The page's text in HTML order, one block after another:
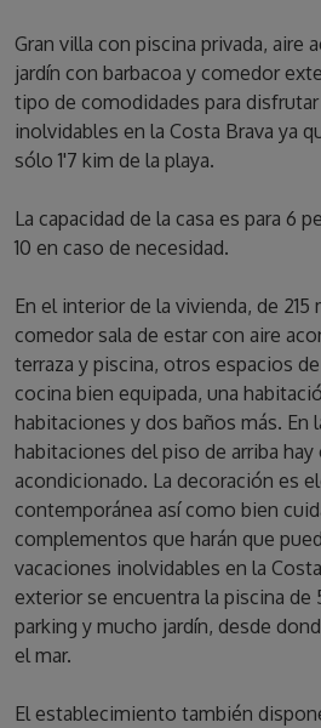
Gran villa con piscina privada, aire
jardín con barbacoa y comedor
tipo de comodidades para
inolvidables en la Costa Brava ya
sólo 1'7 kim de la playa.
La capacidad de la casa es para 6
10 en caso de necesidad.
En el interior de la vivienda, de
comedor sala de estar con aire
terraza y piscina, otros espacios
cocina bien equipada, una
habitaciones y dos baños más. En
habitaciones del piso de arriba hay
acondicionado. La decoración es
contemporánea así como bien
complementos que harán que
vacaciones inolvidables en la
exterior se encuentra la piscina de
parking y mucho jardín, desde
el mar.
El establecimiento también